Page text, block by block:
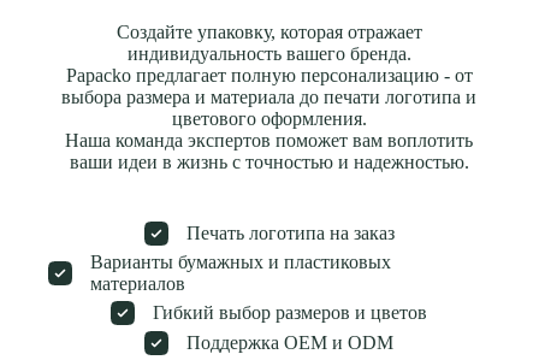
Создайте упаковку, которая отражает
индивидуальность вашего бренда.
Papacko предлагает полную персонализацию - от
выбора размера и материала до печати логотипа и
цветового оформления.
Наша команда экспертов поможет вам воплотить
ваши идеи в жизнь с точностью и надежностью.
Печать логотипа на заказ
Варианты бумажных и пластиковых
материалов
Гибкий выбор размеров и цветов
Поддержка OEM и ODM